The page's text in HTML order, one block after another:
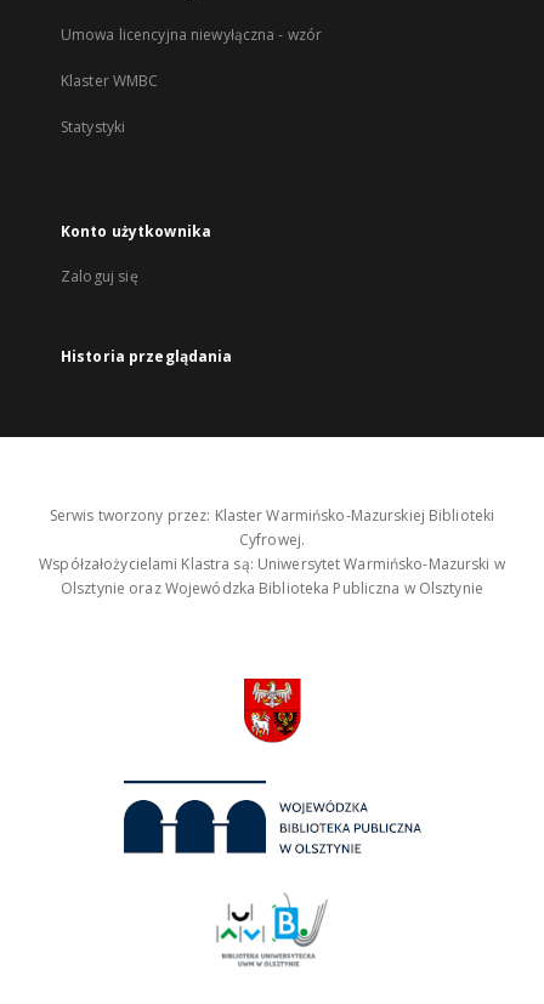
Umowa licencyjna niewyłączna - wzór
Klaster WMBC
Statystyki
Konto użytkownika
Zaloguj się
Historia przeglądania
Serwis tworzony przez: Klaster Warmińsko-Mazurskiej Biblioteki
Cyfrowej.
Współzałożycielami Klastra są: Uniwersytet Warmińsko-Mazurski w
Olsztynie oraz Wojewódzka Biblioteka Publiczna w Olsztynie